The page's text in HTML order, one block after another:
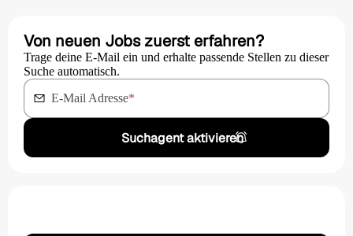
Von neuen Jobs zuerst erfahren?
Trage deine E-Mail ein und erhalte passende Stellen zu dieser
Suche automatisch.
E-Mail Adresse*
Suchagent aktivieren